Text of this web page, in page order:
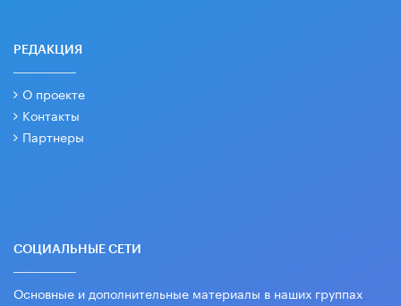
РЕДАКЦИЯ
О проекте
Контакты
Партнеры
СОЦИАЛЬНЫЕ СЕТИ
Основные и дополнительные материалы в наших группах